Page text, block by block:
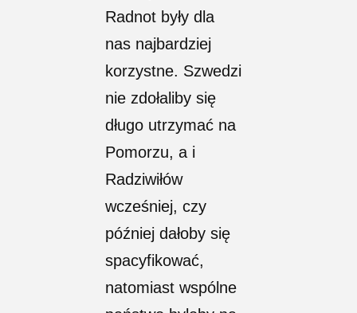
Radnot były dla
nas najbardziej
korzystne. Szwedzi
nie zdołaliby się
długo utrzymać na
Pomorzu, a i
Radziwiłów
wcześniej, czy
później dałoby się
spacyfikować,
natomiast wspólne